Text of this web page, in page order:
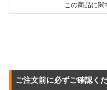
この商品に
ご注文前に必ずご確認く